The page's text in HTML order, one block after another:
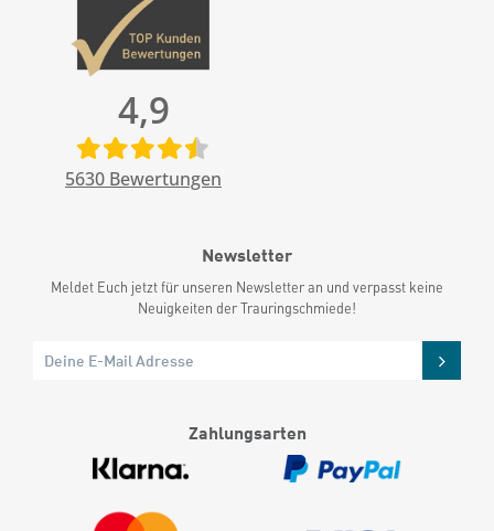
4,9
5630 Bewertungen
Newsletter
Meldet Euch jetzt für unseren Newsletter an und verpasst keine
Neuigkeiten der Trauringschmiede!
Zahlungsarten